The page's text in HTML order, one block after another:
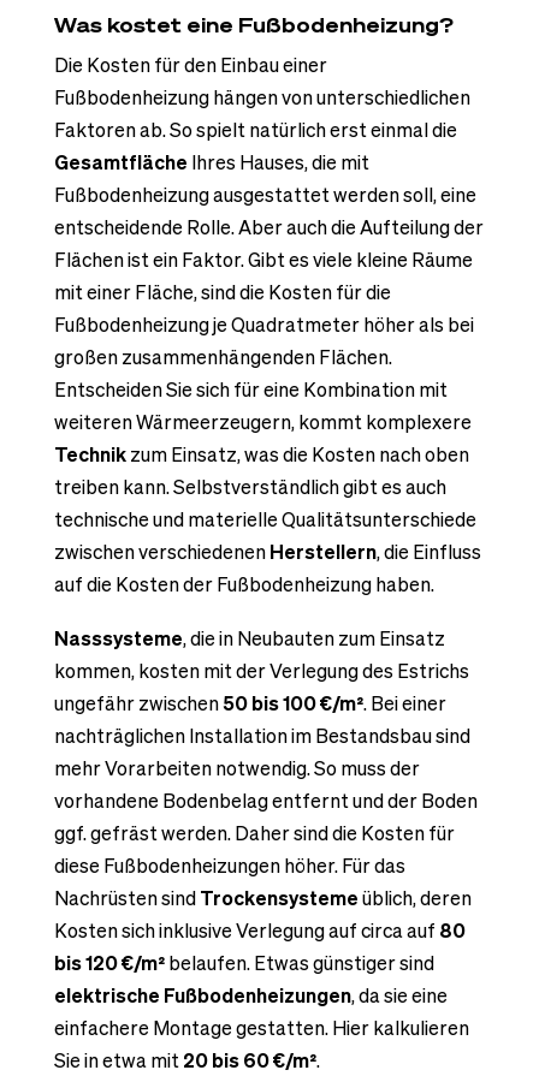
Was kostet eine Fußbodenheizung?
Die Kosten für den Einbau einer
Fußbodenheizung hängen von unterschiedlichen
Faktoren ab. So spielt natürlich erst einmal die
Gesamtfläche Ihres Hauses, die mit
Fußbodenheizung ausgestattet werden soll, eine
entscheidende Rolle. Aber auch die Aufteilung der
Flächen ist ein Faktor. Gibt es viele kleine Räume
mit einer Fläche, sind die Kosten für die
Fußbodenheizung je Quadratmeter höher als bei
großen zusammenhängenden Flächen.
Entscheiden Sie sich für eine Kombination mit
weiteren Wärmeerzeugern, kommt komplexere
Technikzum Einsatz, was die Kosten nach oben
treiben kann. Selbstverständlich gibt es auch
technische und materielle Qualitätsunterschiede
zwischen verschiedenenHerstellern, die Einfluss
auf die Kosten der Fußbodenheizung haben.
Nasssysteme, die in Neubauten zum Einsatz
kommen, kosten mit der Verlegung des Estrichs
ungefähr zwischen50 bis 100 €/m². Bei einer
nachträglichen Installation im Bestandsbau sind
mehr Vorarbeiten notwendig. So muss der
vorhandene Bodenbelag entfernt und der Boden
ggf. gefräst werden. Daher sind die Kosten für
diese Fußbodenheizungen höher. Für das
Nachrüsten sindTrockensystemeüblich, deren
Kosten sich inklusive Verlegung auf circa auf 80
bis 120 €/m²belaufen. Etwas günstiger sind
elektrische Fußbodenheizungen, da sie eine
einfachere Montage gestatten. Hier kalkulieren
Sie in etwa mit20 bis 60 €/m².